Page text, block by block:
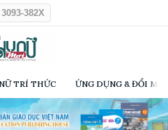
3093-382X
NỮ TRÍ THỨC ỨNG DỤNG & ĐỔI